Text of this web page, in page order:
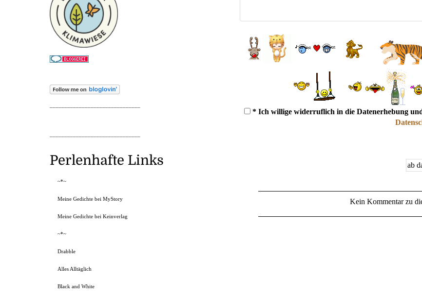
* Ich willige widerruflich in die Datenerhebung
Kein Kommentar zu
Perlenhafte Links
~*~
Meine Gedichte bei MyStory
Meine Gedichte bei Keinverlag
~*~
Drabble
Alles Alltäglich
Black and White